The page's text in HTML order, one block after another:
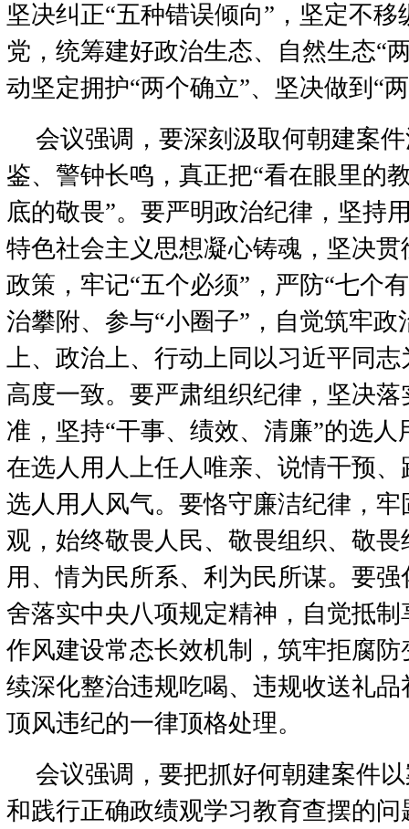
坚决纠正“五种错误倾向”，坚定不
党，统筹建好政治生态、自然生态“
动坚定拥护“两个确立”、坚决做到“
会议强调，要深刻汲取何朝建案
鉴、警钟长鸣，真正把“看在眼里的
底的敬畏”。要严明政治纪律，坚持
特色社会主义思想凝心铸魂，坚决
政策，牢记“五个必须”，严防“七个
治攀附、参与“小圈子”，自觉筑牢
上、政治上、行动上同以习近平同
高度一致。要严肃组织纪律，坚决
准，坚持“干事、绩效、清廉”的选
在选人用人上任人唯亲、说情干预
选人用人风气。要恪守廉洁纪律，
观，始终敬畏人民、敬畏组织、敬
用、情为民所系、利为民所谋。要
舍落实中央八项规定精神，自觉抵
作风建设常态长效机制，筑牢拒腐
续深化整治违规吃喝、违规收送礼
顶风违纪的一律顶格处理。
会议强调，要把抓好何朝建案件
和践行正确政绩观学习教育查摆的